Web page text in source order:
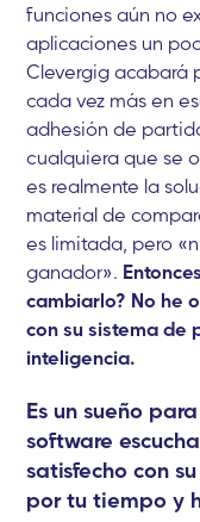
funciones aún no
aplicaciones un
Clevergig acabará
cada vez más en
adhesión de
cualquiera que se
es realmente la
material de
es limitada, pero
ganador».
cambiarlo? No he
con su sistema de
inteligencia.
Es un sueño
software
satisfecho con
por tu tiempo y